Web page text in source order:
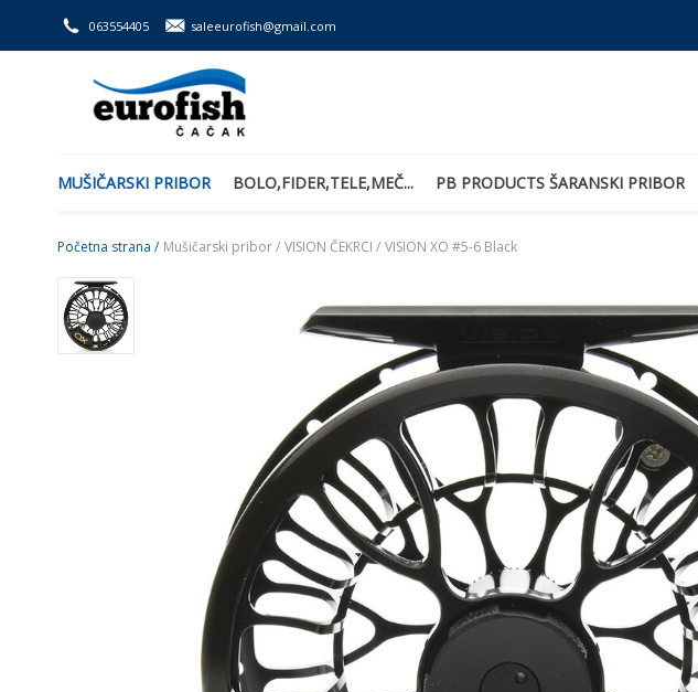
063554405 saleeurofish@gmail.com
MUŠIČARSKI PRIBOR BOLO,FIDER,TELE,MEČ... PB PRODUCTS ŠARANSKI PRIBOR
Početna strana / Mušičarski pribor / VISION ČEKRCI / VISION XO #5-6 Black